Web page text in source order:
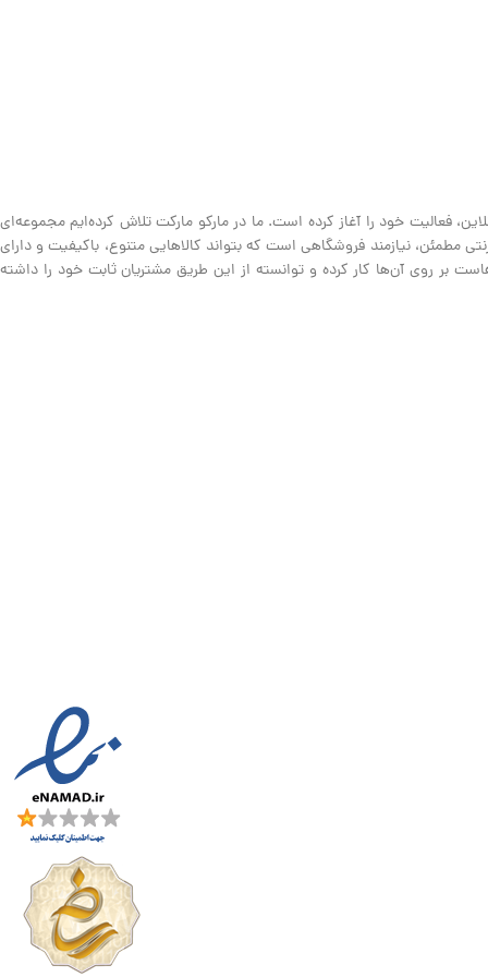
فعالیت خود را آغاز کرده است. ما در مارکو مارکت تلاش کرده‌ایم مجموعه‌ای
مطمئن، نیازمند فروشگاهی است که بتواند کالاهایی متنوع، باکیفیت و دارای
بر روی آن‌ها کار کرده و توانسته از این طریق مشتریان ثابت خود را داشته